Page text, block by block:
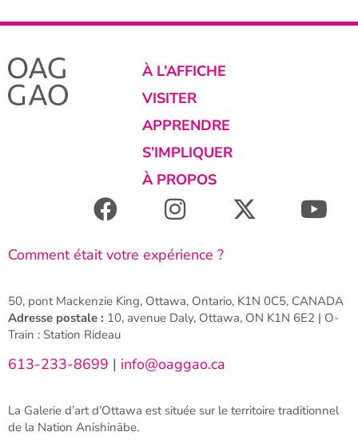
À L’AFFICHE
VISITER
APPRENDRE
S’IMPLIQUER
À PROPOS
Comment était votre expérience ?
50, pont Mackenzie King, Ottawa, Ontario, K1N 0C5, CANADA
Adresse postale : 10, avenue Daly, Ottawa, ON K1N 6E2 | O-
Train : Station Rideau
613-233-8699 | info@oaggao.ca
La Galerie d’art d’Ottawa est située sur le territoire traditionnel
de la Nation Anishinābe.